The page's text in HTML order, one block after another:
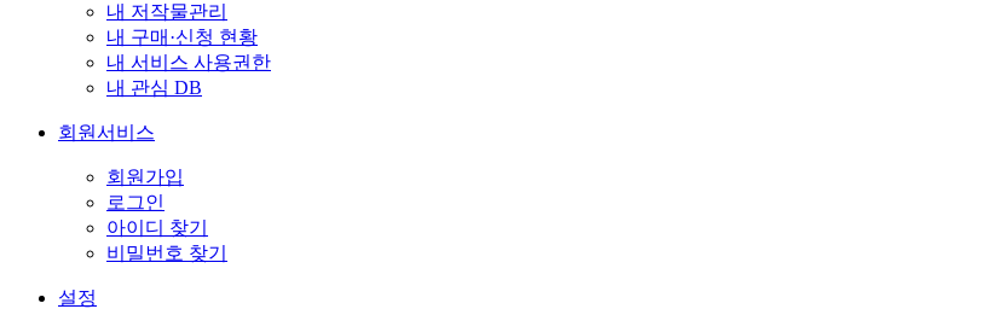
내 저작물관리
내 구매·신청 현황
내 서비스 사용권한
내 관심 DB
회원서비스
회원가입
로그인
아이디 찾기
비밀번호 찾기
설정